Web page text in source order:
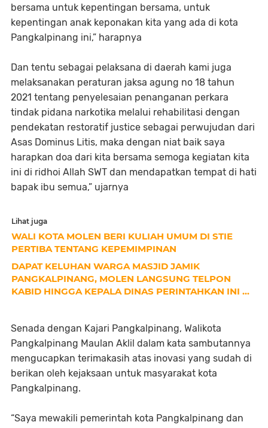
bersama untuk kepentingan bersama, untuk
kepentingan anak keponakan kita yang ada di kota
Pangkalpinang ini,” harapnya
Dan tentu sebagai pelaksana di daerah kami juga
melaksanakan peraturan jaksa agung no 18 tahun
2021 tentang penyelesaian penanganan perkara
tindak pidana narkotika melalui rehabilitasi dengan
pendekatan restoratif justice sebagai perwujudan dari
Asas Dominus Litis, maka dengan niat baik saya
harapkan doa dari kita bersama semoga kegiatan kita
ini di ridhoi Allah SWT dan mendapatkan tempat di hati
bapak ibu semua,” ujarnya
Lihat juga
WALI KOTA MOLEN BERI KULIAH UMUM DI STIE
PERTIBA TENTANG KEPEMIMPINAN
DAPAT KELUHAN WARGA MASJID JAMIK
PANGKALPINANG, MOLEN LANGSUNG TELPON
KABID HINGGA KEPALA DINAS PERINTAHKAN INI ...
Senada dengan Kajari Pangkalpinang, Walikota
Pangkalpinang Maulan Aklil dalam kata sambutannya
mengucapkan terimakasih atas inovasi yang sudah di
berikan oleh kejaksaan untuk masyarakat kota
Pangkalpinang.
“Saya mewakili pemerintah kota Pangkalpinang dan